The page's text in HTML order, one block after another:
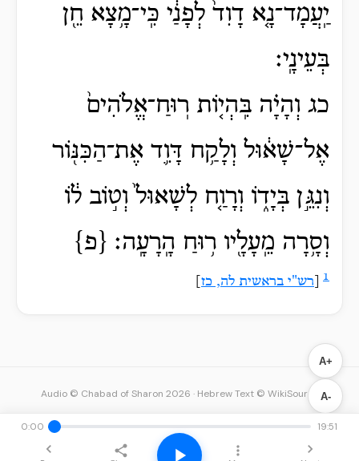
יַֽעֲמָד־נָ֤א דָוִד֙ לְפָנַ֔י כִּֽי־מָ֥צָא חֵ֖ן
בְּעֵינָֽי׃
כג וְהָיָ֗ה בִּֽהְי֤וֹת רֽוּחַ־אֱלֹהִים֙
אֶל־שָׁא֔וּל וְלָקַ֥ח דָּוִ֛ד אֶת־הַכִּנּ֖וֹר
וְנִגֵּ֣ן בְּיָד֑וֹ וְרָוַ֤ח לְשָׁאוּל֙ וְט֣וֹב ל֔וֹ
וְסָ֥רָה מֵֽעָלָ֖יו ר֥וּחַ הָֽרָעָֽה׃ {פ}
1 רש"י בראשית לה, כז
A+
A-
0:00 19:51
Audio © Chabad of Sharon 2026 · Hebrew Text © WikiSource